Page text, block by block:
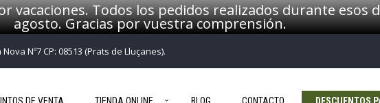
vacaciones. Todos los pedidos realizados durante esos
agosto. Gracias por vuestra comprensión.
Nova Nº7 CP: 08513 (Prats de Lluçanes).
DE VENTA TIENDA ONLINE BLOG CONTACTO DESCUENTOS